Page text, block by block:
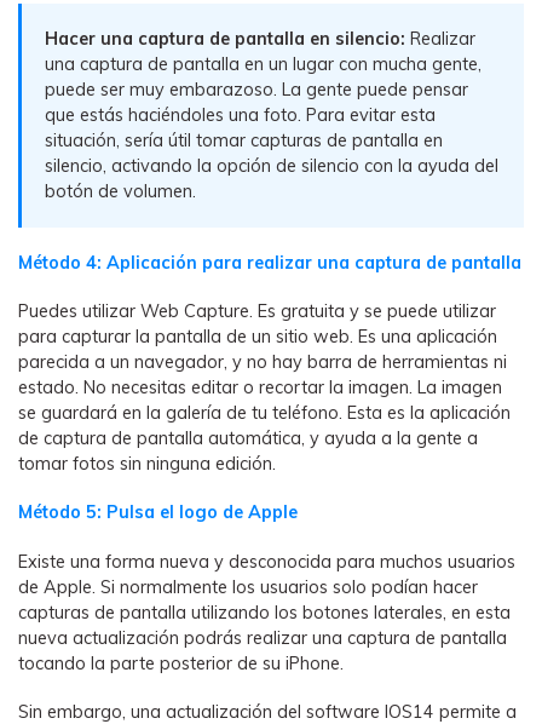
Hacer una captura de pantalla en silencio: Realizar
una captura de pantalla en un lugar con mucha gente,
puede ser muy embarazoso. La gente puede pensar
que estás haciéndoles una foto. Para evitar esta
situación, sería útil tomar capturas de pantalla en
silencio, activando la opción de silencio con la ayuda del
botón de volumen.
Método 4: Aplicación para realizar una captura de pantalla
Puedes utilizar Web Capture. Es gratuita y se puede utilizar
para capturar la pantalla de un sitio web. Es una aplicación
parecida a un navegador, y no hay barra de herramientas ni
estado. No necesitas editar o recortar la imagen. La imagen
se guardará en la galería de tu teléfono. Esta es la aplicación
de captura de pantalla automática, y ayuda a la gente a
tomar fotos sin ninguna edición.
Método 5: Pulsa el logo de Apple
Existe una forma nueva y desconocida para muchos usuarios
de Apple. Si normalmente los usuarios solo podían hacer
capturas de pantalla utilizando los botones laterales, en esta
nueva actualización podrás realizar una captura de pantalla
tocando la parte posterior de su iPhone.
Sin embargo, una actualización del software IOS14 permite a